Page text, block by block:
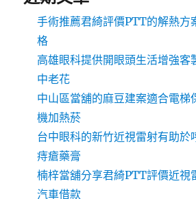
手術推薦君綺評價PTT的解熱方
格
高雄眼科提供開眼頭生活增強客
中老花
中山區當舖的麻豆建案適合電梯
機加熱菸
台中眼科的新竹近視雷射有助於
痔瘡藥膏
楠梓當舖分享君綺PTT評價近視
汽車借款